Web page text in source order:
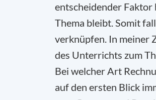
entscheidender Faktor
Thema bleibt. Somit
verknüpfen. In meiner
des Unterrichts zum
Bei welcher Art
auf den ersten Blick